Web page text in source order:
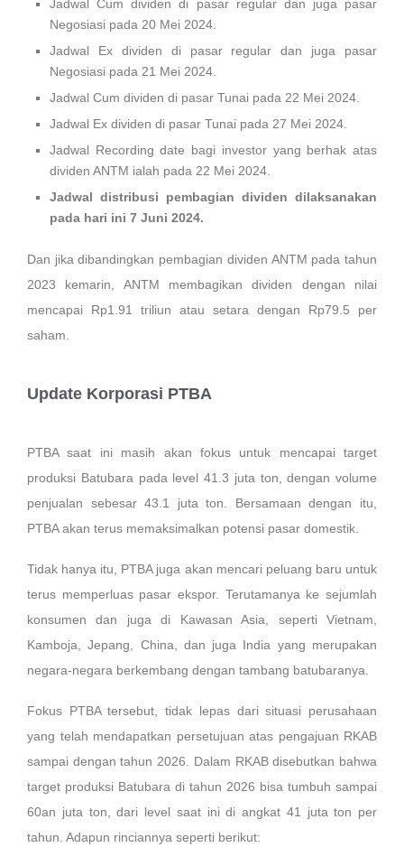
Jadwal Cum dividen di pasar regular dan juga pasar
Negosiasi pada 20 Mei 2024.
Jadwal Ex dividen di pasar regular dan juga pasar
Negosiasi pada 21 Mei 2024.
Jadwal Cum dividen di pasar Tunai pada 22 Mei 2024.
Jadwal Ex dividen di pasar Tunai pada 27 Mei 2024.
Jadwal Recording date bagi investor yang berhak atas
dividen ANTM ialah pada 22 Mei 2024.
Jadwal distribusi pembagian dividen dilaksanakan
pada hari ini 7 Juni 2024.
Dan jika dibandingkan pembagian dividen ANTM pada tahun
2023 kemarin, ANTM membagikan dividen dengan nilai
mencapai Rp1.91 triliun atau setara dengan Rp79.5 per
saham.
Update Korporasi PTBA
PTBA saat ini masih akan fokus untuk mencapai target
produksi Batubara pada level 41.3 juta ton, dengan volume
penjualan sebesar 43.1 juta ton. Bersamaan dengan itu,
PTBA akan terus memaksimalkan potensi pasar domestik.
Tidak hanya itu, PTBA juga akan mencari peluang baru untuk
terus memperluas pasar ekspor. Terutamanya ke sejumlah
konsumen dan juga di Kawasan Asia, seperti Vietnam,
Kamboja, Jepang, China, dan juga India yang merupakan
negara-negara berkembang dengan tambang batubaranya.
Fokus PTBA tersebut, tidak lepas dari situasi perusahaan
yang telah mendapatkan persetujuan atas pengajuan RKAB
sampai dengan tahun 2026. Dalam RKAB disebutkan bahwa
target produksi Batubara di tahun 2026 bisa tumbuh sampai
60an juta ton, dari level saat ini di angkat 41 juta ton per
tahun. Adapun rinciannya seperti berikut: